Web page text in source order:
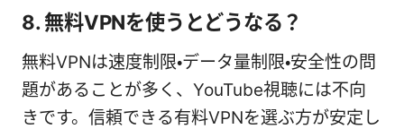
8. 無料VPNを使うとどうなる？
無料VPNは速度制限・データ量制限・安全性の問
題があることが多く、YouTube視聴には不向
きです。信頼できる有料VPNを選ぶ方が安定し